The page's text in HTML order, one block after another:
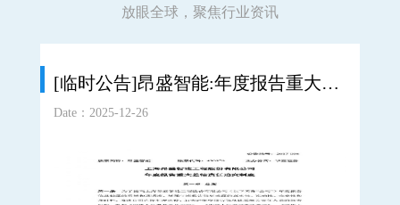
放眼全球，聚焦行业资讯
[临时公告]昂盛智能:年度报告重大差错责任追究制度
Date：2025-12-26